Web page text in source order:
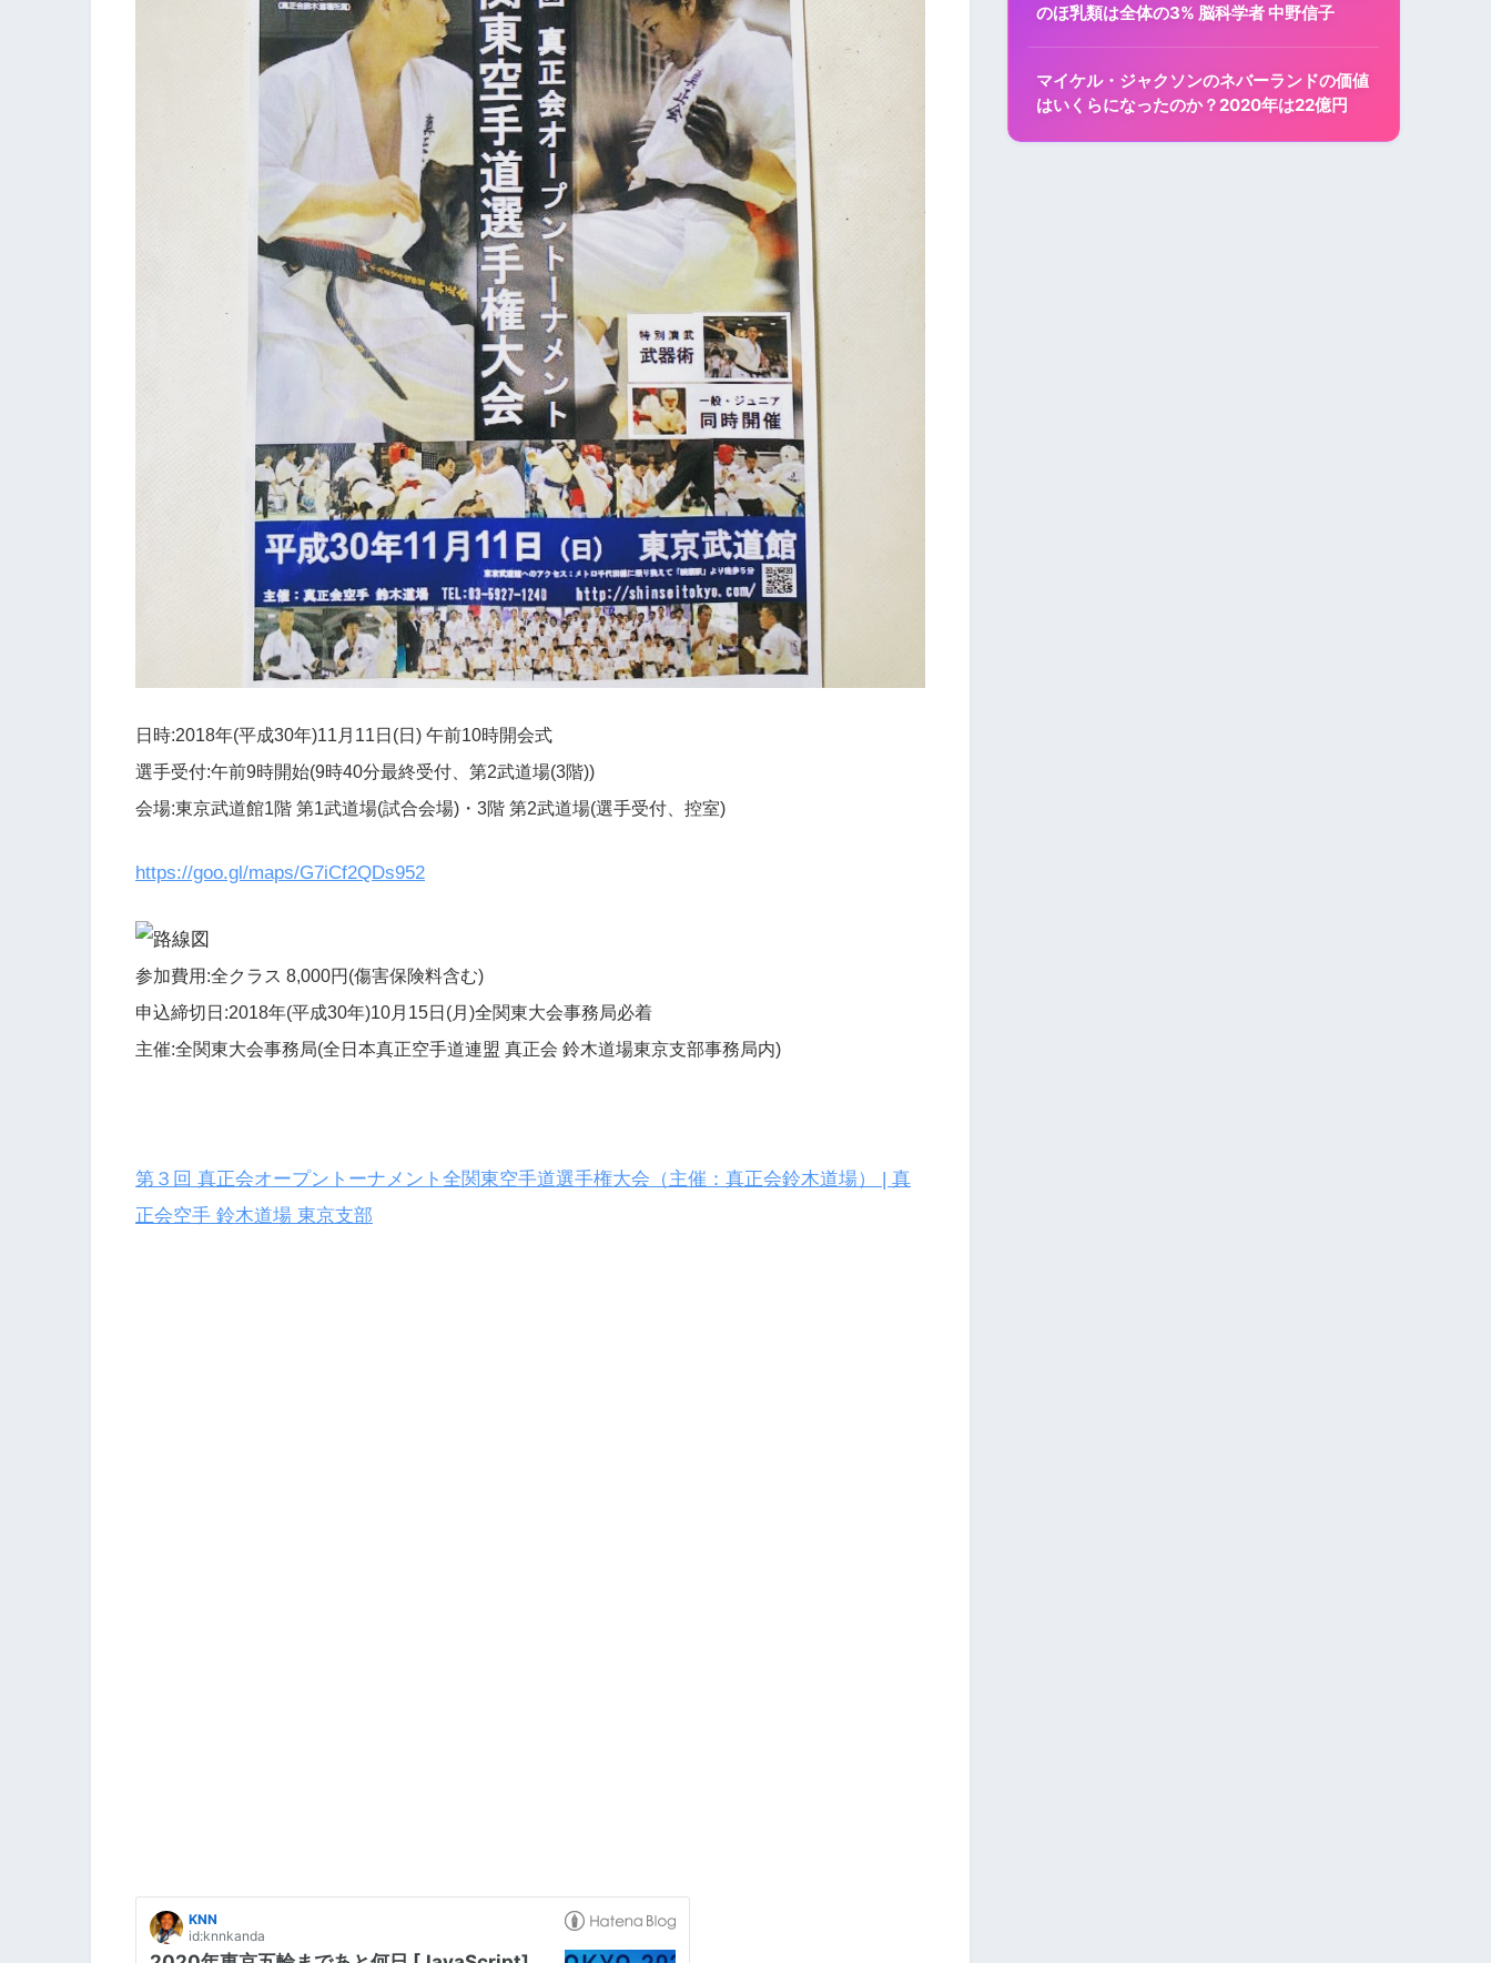
日時:2018年(平成30年)11月11日(日) 午前10時開会式
選手受付:午前9時開始(9時40分最終受付、第2武道場(3階))
会場:東京武道館1階 第1武道場(試合会場)・3階 第2武道場(選手受付、控室)
https://goo.gl/maps/G7iCf2QDs952
参加費用:全クラス 8,000円(傷害保険料含む)
申込締切日:2018年(平成30年)10月15日(月)全関東大会事務局必着
主催:全関東大会事務局(全日本真正空手道連盟 真正会 鈴木道場東京支部事務局内)
第３回 真正会オープントーナメント全関東空手道選手権大会（主催：真正会鈴木道場） | 真
正会空手 鈴木道場 東京支部
のほ乳類は全体の3% 脳科学者 中野信子
マイケル・ジャクソンのネバーランドの価値
はいくらになったのか？2020年は22億円